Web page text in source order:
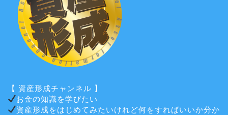
【 資産形成チャンネル 】
お金の知識を学びたい
資産形成をはじめてみたいけれど何をすればいいか分か